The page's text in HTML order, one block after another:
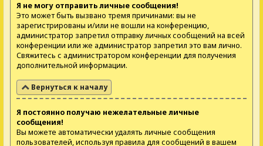
Я не могу отправить личные сообщения!
Это может быть вызвано тремя причинами: вы не
зарегистрированы и/или не вошли на конференцию,
администратор запретил отправку личных сообщений на всей
конференции или же администратор запретил это вам лично.
Свяжитесь с администратором конференции для получения
дополнительной информации.
Вернуться к началу
Я постоянно получаю нежелательные личные
сообщения!
Вы можете автоматически удалять личные сообщения
пользователей, используя правила для сообщений в вашем